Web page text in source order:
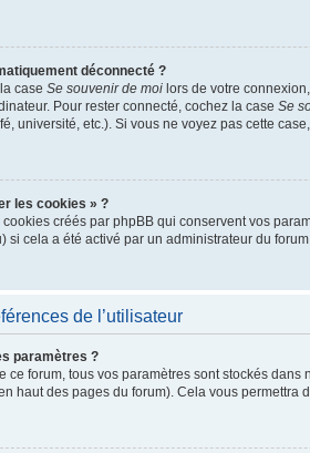
déconnecté ?
case Se souvenir de moi lors de votre
Pour rester connecté, cochez la case Se
université, etc.). Si vous ne voyez pas cette
les cookies » ?
créés par phpBB qui conservent vos
si cela a été activé par un administrateur du
de l’utilisateur
paramètres ?
ce forum, tous vos paramètres sont stockés
haut des pages du forum). Cela vous permettra